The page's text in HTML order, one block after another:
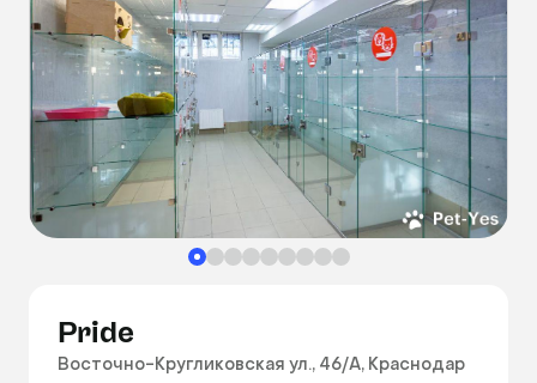
Pride
Восточно-Кругликовская ул., 46/А, Краснодар